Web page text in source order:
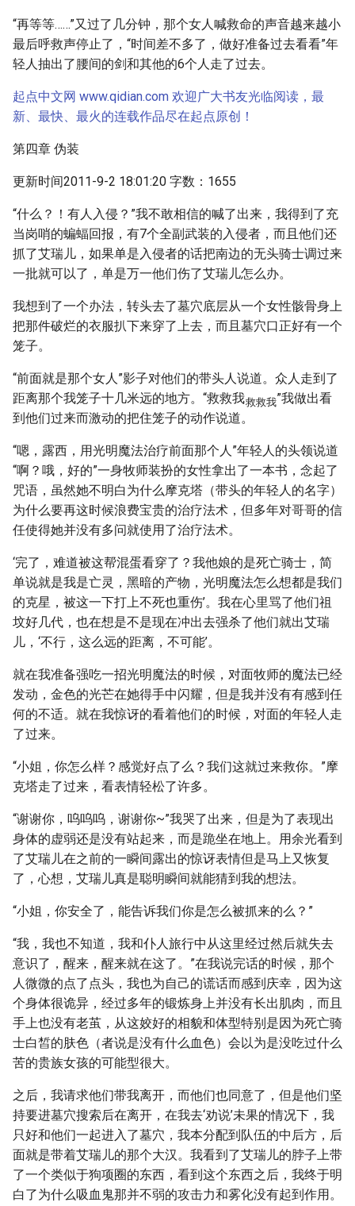
“再等等……”又过了几分钟，那个女人喊救命的声音越来越小
最后呼救声停止了，“时间差不多了，做好准备过去看看”年
轻人抽出了腰间的剑和其他的6个人走了过去。
起点中文网 www.qidian.com 欢迎广大书友光临阅读，最
新、最快、最火的连载作品尽在起点原创！
第四章 伪装
更新时间2011-9-2 18:01:20 字数：1655
“什么？！有人入侵？”我不敢相信的喊了出来，我得到了充
当岗哨的蝙蝠回报，有7个全副武装的入侵者，而且他们还
抓了艾瑞儿，如果单是入侵者的话把南边的无头骑士调过来
一批就可以了，单是万一他们伤了艾瑞儿怎么办。
我想到了一个办法，转头去了墓穴底层从一个女性骸骨身上
把那件破烂的衣服扒下来穿了上去，而且墓穴口正好有一个
笼子。
“前面就是那个女人”影子对他们的带头人说道。众人走到了
距离那个我笼子十几米远的地方。“救救我救救我”我做出看
到他们过来而激动的把住笼子的动作说道。
“嗯，露西，用光明魔法治疗前面那个人”年轻人的头领说道
“啊？哦，好的”一身牧师装扮的女性拿出了一本书，念起了
咒语，虽然她不明白为什么摩克塔（带头的年轻人的名字）
为什么要再这时候浪费宝贵的治疗法术，但多年对哥哥的信
任使得她并没有多问就使用了治疗法术。
‘完了，难道被这帮混蛋看穿了？我他娘的是死亡骑士，简
单说就是我是亡灵，黑暗的产物，光明魔法怎么想都是我们
的克星，被这一下打上不死也重伤’。我在心里骂了他们祖
坟好几代，也在想是不是现在冲出去强杀了他们就出艾瑞
儿，‘不行，这么远的距离，不可能’。
就在我准备强吃一招光明魔法的时候，对面牧师的魔法已经
发动，金色的光芒在她得手中闪耀，但是我并没有有感到任
何的不适。就在我惊讶的看着他们的时候，对面的年轻人走
了过来。
“小姐，你怎么样？感觉好点了么？我们这就过来救你。”摩
克塔走了过来，看表情轻松了许多。
“谢谢你，呜呜呜，谢谢你~”我哭了出来，但是为了表现出
身体的虚弱还是没有站起来，而是跪坐在地上。用余光看到
了艾瑞儿在之前的一瞬间露出的惊讶表情但是马上又恢复
了，心想，艾瑞儿真是聪明瞬间就能猜到我的想法。
“小姐，你安全了，能告诉我们你是怎么被抓来的么？”
“我，我也不知道，我和仆人旅行中从这里经过然后就失去
意识了，醒来，醒来就在这了。”在我说完话的时候，那个
人微微的点了点头，我也为自己的谎话而感到庆幸，因为这
个身体很诡异，经过多年的锻炼身上并没有长出肌肉，而且
手上也没有老茧，从这姣好的相貌和体型特别是因为死亡骑
士白皙的肤色（者说是没有什么血色）会以为是没吃过什么
苦的贵族女孩的可能型很大。
之后，我请求他们带我离开，而他们也同意了，但是他们坚
持要进墓穴搜索后在离开，在我去‘劝说’未果的情况下，我
只好和他们一起进入了墓穴，我本分配到队伍的中后方，后
面就是带着艾瑞儿的那个大汉。我看到了艾瑞儿的脖子上带
了一个类似于狗项圈的东西，看到这个东西之后，我终于明
白了为什么吸血鬼那并不弱的攻击力和雾化没有起到作用。